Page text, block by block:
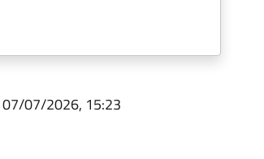
07/07/2026, 15:23